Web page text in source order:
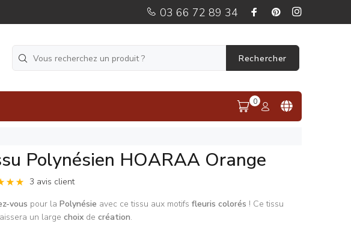
03 66 72 89 34
Rechercher
0
Polynésien HOARAA Orange
3 avis client
vous pour la Polynésie avec ce tissu aux motifs fleuris colorés ! Ce tissu
un large choix de création.